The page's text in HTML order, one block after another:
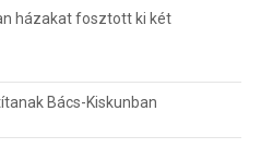
házakat fosztott ki két
Bács-Kiskunban